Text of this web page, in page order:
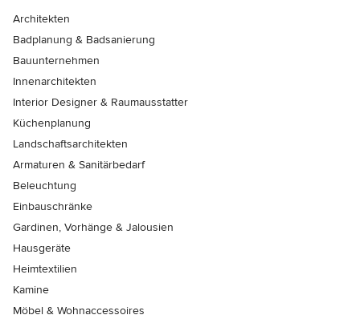
Architekten
Badplanung & Badsanierung
Bauunternehmen
Innenarchitekten
Interior Designer & Raumausstatter
Küchenplanung
Landschaftsarchitekten
Armaturen & Sanitärbedarf
Beleuchtung
Einbauschränke
Gardinen, Vorhänge & Jalousien
Hausgeräte
Heimtextilien
Kamine
Möbel & Wohnaccessoires